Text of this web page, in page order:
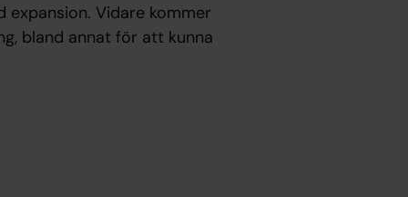
expansion. Vidare kommer
bland annat för att kunna